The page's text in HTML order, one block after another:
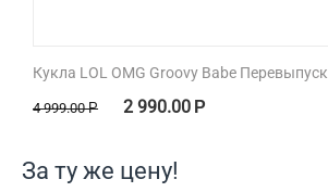
Кукла LOL OMG Groovy Babe Перевыпуск
4 999.00 Р 2 990.00 Р
За ту же цену!